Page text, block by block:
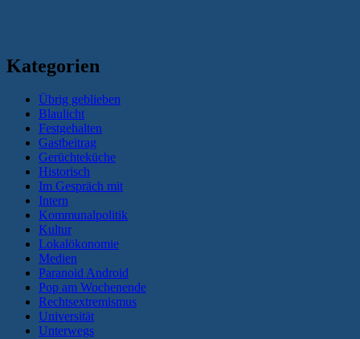
Kategorien
Übrig geblieben
Blaulicht
Festgehalten
Gastbeitrag
Gerüchteküche
Historisch
Im Gespräch mit
Intern
Kommunalpolitik
Kultur
Lokalökonomie
Medien
Paranoid Android
Pop am Wochenende
Rechtsextremismus
Universität
Unterwegs